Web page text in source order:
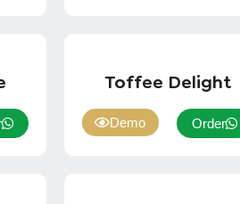
Toffee Delight
Demo Order